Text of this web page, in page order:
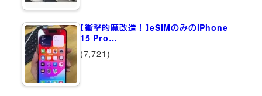
【衝撃的魔改造！】eSIMのみのiPhone
15 Pro…
(7,721)